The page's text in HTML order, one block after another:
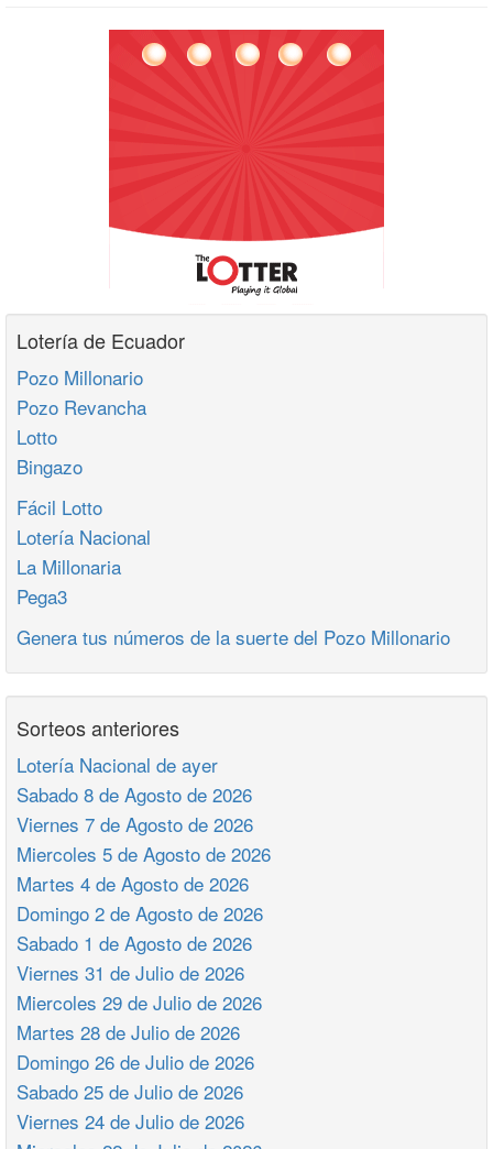
Lotería de Ecuador
Pozo Millonario
Pozo Revancha
Lotto
Bingazo
Fácil Lotto
Lotería Nacional
La Millonaria
Pega3
Genera tus números de la suerte del Pozo Millonario
Sorteos anteriores
Lotería Nacional de ayer
Sabado 8 de Agosto de 2026
Viernes 7 de Agosto de 2026
Miercoles 5 de Agosto de 2026
Martes 4 de Agosto de 2026
Domingo 2 de Agosto de 2026
Sabado 1 de Agosto de 2026
Viernes 31 de Julio de 2026
Miercoles 29 de Julio de 2026
Martes 28 de Julio de 2026
Domingo 26 de Julio de 2026
Sabado 25 de Julio de 2026
Viernes 24 de Julio de 2026